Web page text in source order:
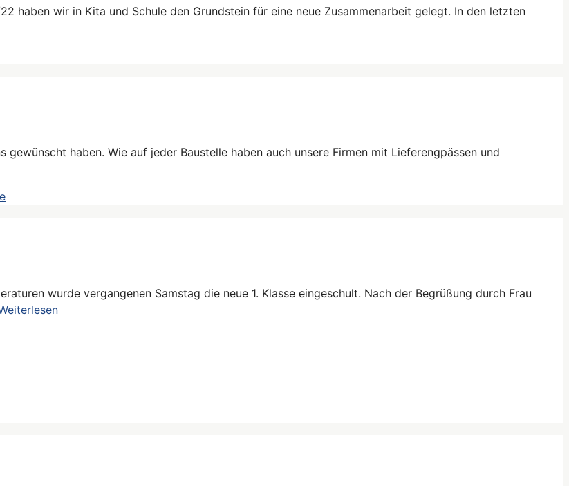
haben wir in Kita und Schule den Grundstein für eine neue Zusammenarbeit gelegt. In den letzten
haben. Wie auf jeder Baustelle haben auch unsere Firmen mit Lieferengpässen und
wurde vergangenen Samstag die neue 1. Klasse eingeschult. Nach der Begrüßung durch Frau